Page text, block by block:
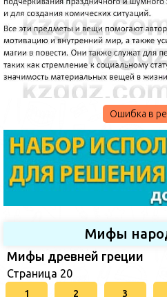
Ошибка в
Мифы
Мифы древней греции
Страница 20
1 2 3